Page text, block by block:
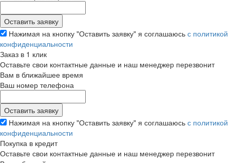
Нажимая на кнопку "Оставить заявку" я соглашаюсь с политикой
конфиденциальности
Заказ в 1 клик
Оставьте свои контактные данные и наш менеджер перезвонит
Вам в ближайшее время
Ваш номер телефона
Нажимая на кнопку "Оставить заявку" я соглашаюсь с политикой
конфиденциальности
Покупка в кредит
Оставьте свои контактные данные и наш менеджер перезвонит